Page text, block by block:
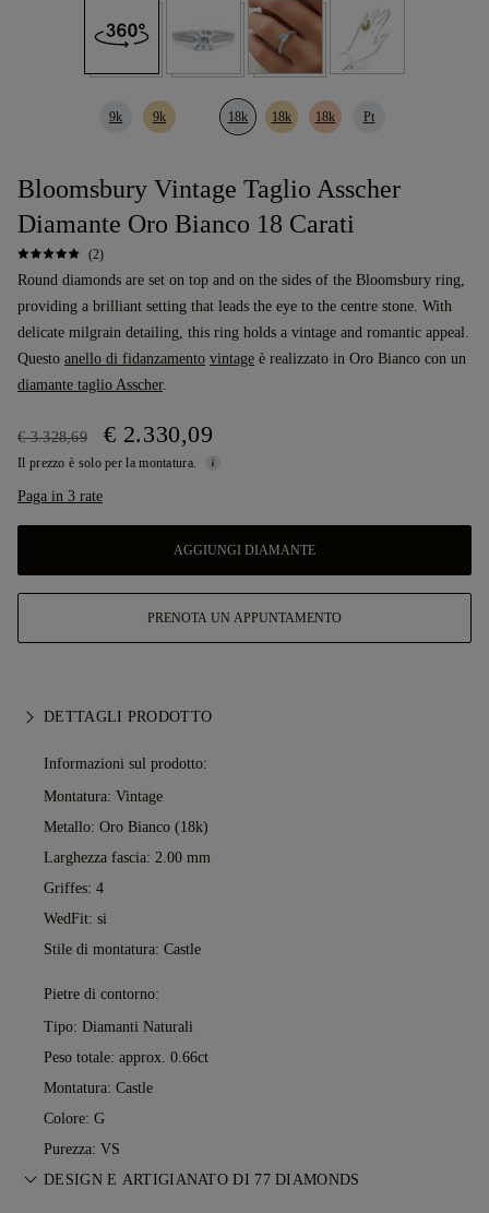
9k 9k 18k 18k 18k Pt
Bloomsbury Vintage Taglio Asscher
Diamante Oro Bianco 18 Carati
(2)
Round diamonds are set on top and on the sides of the Bloomsbury ring,
providing a brilliant setting that leads the eye to the centre stone. With
delicate milgrain detailing, this ring holds a vintage and romantic appeal.
Questo anello di fidanzamento vintage è realizzato in Oro Bianco con un
diamante taglio Asscher.
€ 3.328,69 € 2.330,09
Il prezzo è solo per la montatura.
Paga in 3 rate
AGGIUNGI DIAMANTE
PRENOTA UN APPUNTAMENTO
DETTAGLI PRODOTTO
Informazioni sul prodotto:
Montatura: Vintage
Metallo: Oro Bianco (18k)
Larghezza fascia: 2.00 mm
Griffes: 4
WedFit: si
Stile di montatura: Castle
Pietre di contorno:
Tipo: Diamanti Naturali
Peso totale: approx. 0.66ct
Montatura: Castle
Colore: G
Purezza: VS
DESIGN E ARTIGIANATO DI 77 DIAMONDS